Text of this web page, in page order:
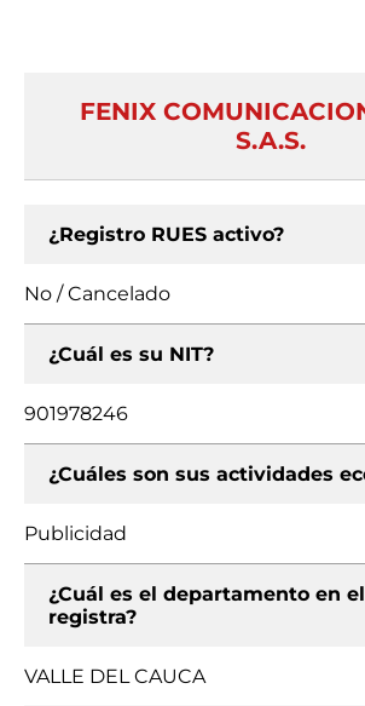
FENIX
S.A.S.
¿Registro RUES activo?
No / Cancelado
¿Cuál es su NIT?
901978246
¿Cuáles son sus actividades
Publicidad
¿Cuál es el departamento en
registra?
VALLE DEL CAUCA